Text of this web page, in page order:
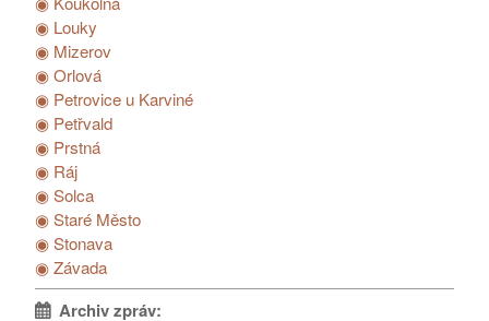
◉ Louky
◉ Mizerov
◉ Orlová
◉ Petrovice u Karviné
◉ Petřvald
◉ Prstná
◉ Ráj
◉ Solca
◉ Staré Město
◉ Stonava
◉ Závada